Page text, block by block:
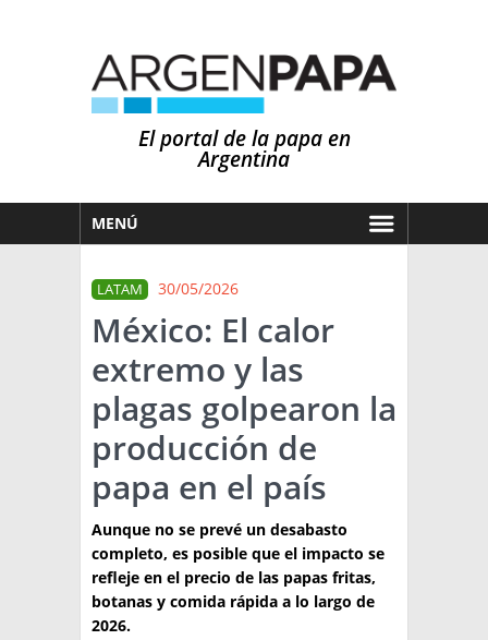
El portal de la papa en
Argentina
MENÚ
MERCADOS
NOTICIAS
EN ESPAÑOL
OTROS IDIOMAS
CLIMA
PRONÓSTICO
LLUVIAS
ARGENTINA
EL MUNDO
TÉCNICA
PRODUCCION
CLASIFICADOS
LATAM 30/05/2026
México: El calor
extremo y las
plagas golpearon la
producción de
papa en el país
Aunque no se prevé un desabasto
completo, es posible que el impacto se
refleje en el precio de las papas fritas,
botanas y comida rápida a lo largo de
2026.